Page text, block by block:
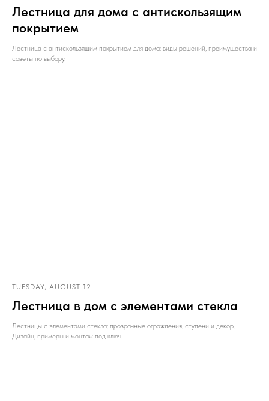
Лестница для дома с антискользящим
покрытием
Лестница с антискользящим покрытием для дома: виды решений, преимущества и
советы по выбору.
TUESDAY, AUGUST 12
Лестница в дом с элементами стекла
Лестницы с элементами стекла: прозрачные ограждения, ступени и декор.
Дизайн, примеры и монтаж под ключ.